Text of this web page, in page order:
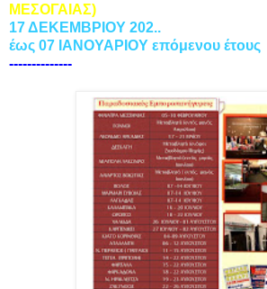
ΜΕΣΟΓΑΙΑΣ)
17 ΔΕΚΕΜΒΡΙΟΥ 202..
έως 07 ΙΑΝΟΥΑΡΙΟΥ επόμενου έτους
--------------